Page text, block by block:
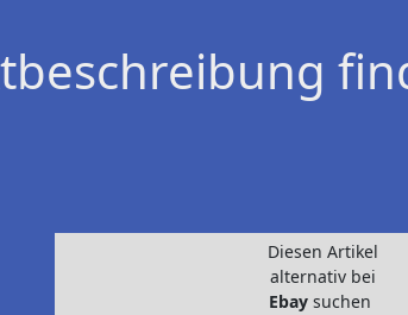
Diesen Artikel
alternativ bei
Ebay suchen